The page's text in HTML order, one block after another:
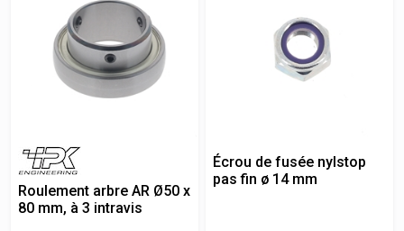
Roulement arbre AR Ø50 x
80 mm, à 3 intravis
Écrou de fusée nylstop
pas fin ø 14 mm